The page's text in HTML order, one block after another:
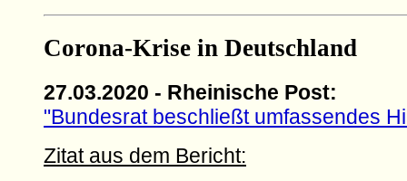
Corona-Krise in Deutschland
27.03.2020 - Rheinische Post:
"Bundesrat beschließt umfassendes
Zitat aus dem Bericht: